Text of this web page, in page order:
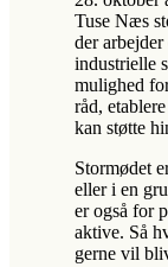
Tuse Næs
der
industrielle
mulighed
råd,
kan støtte
Stormødet
eller i en
er også for
aktive. Så
gerne vil